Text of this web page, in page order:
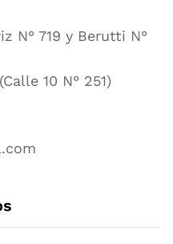
N° 719 y Berutti N°
10 N° 251)